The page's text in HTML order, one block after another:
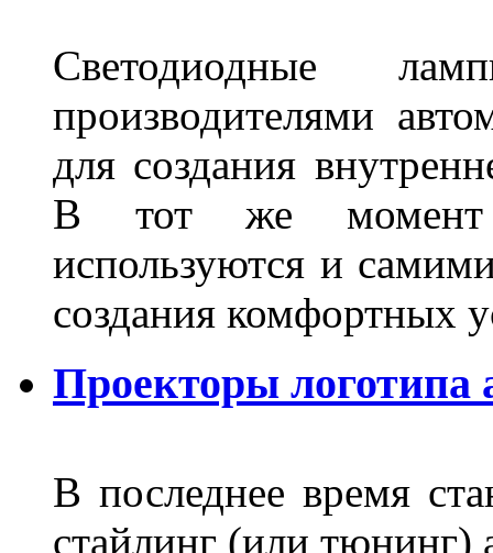
Светодиодные
производителями
для создания
В тот же момент
используются и
создания комфортных
Проекторы логотипа
В последнее время
стайлинг (или тюнинг)